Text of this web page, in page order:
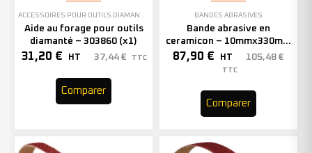
Aide au forage pour outils
diamanté – 303860 (x1)
31,20 € HT 37,44 € TTC
Comparer
BANDES ABRASIVES
Bande abrasive en
ceramicon – 10mmx330mm
– Grain 40 – 333001 (x50)
87,90 € HT 105,48 €
TTC
Comparer